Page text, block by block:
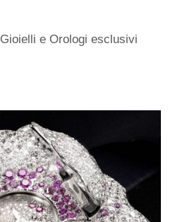
Gioielli e Orologi esclusivi